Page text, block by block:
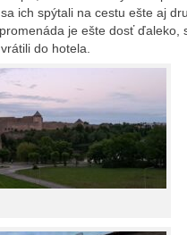
ich spýtali na cestu ešte aj
je ešte dosť ďaleko,
do hotela.